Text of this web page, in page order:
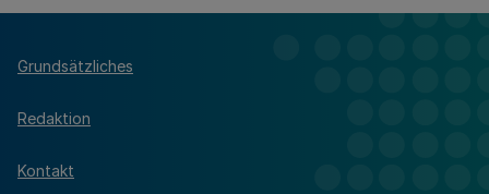
Grundsätzliches
Redaktion
Kontakt